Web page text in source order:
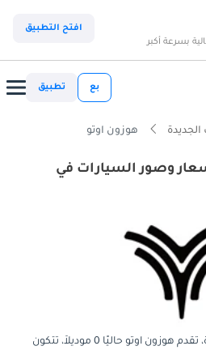
بسرعة أكبر
افتح التطبيق
بع تطبيق
الجديدة هوزون اوتو
وصور السيارات في
في دولة الإمارات العربية المتحدة، تقدم هوزون اوتو حاليًا 0 موديلاً، تتكون